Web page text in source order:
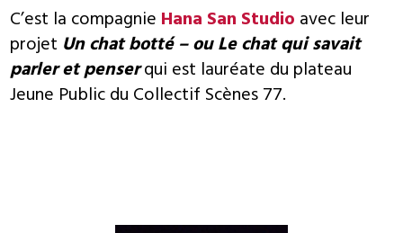
C’est la compagnie Hana San Studio avec leur
projet Un chat botté – ou Le chat qui savait
parler et penserqui est lauréate du plateau
Jeune Public du Collectif Scènes 77.